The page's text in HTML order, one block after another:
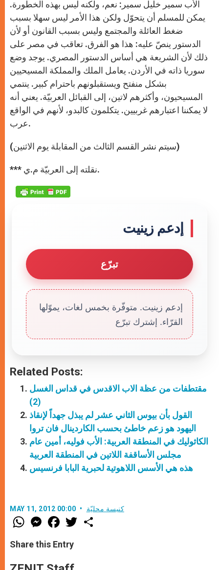
الأب سمير خليل سمير: نعم، ولكنه ليس بهذه الخطورة.
يمكن للمسلم أن يتحوّل ولكن هذا الأمر ليس سهلا بسبب
ضغط العائلة والمجتمع وليس بسبب القانون أو لأن
الدستور ينصّ عليه: هذا هو الفرق. تعاقب في مصر على
ذلك لأن الشريعة هي أساس الدستور المصري. يوجد وضع
سوريا ذاته في الأردن. يعامل الملك والمملكة المسيحيين
بشكل منفتح ويستقبلونهم باحترام كبير. ينتمي
المسيحيون، وأكثرهم لاتين، إلى القبائل العربيّة. يعني أنه
لا يمكننا اعتبارهم غربيين. يتكلمون كالبدو، لأنهم في الواقع
عرب.
(سيتم نشر القسم الثالث من المقابلة يوم الاثنين)
*** نقلته إلى العربيّة م.ي.
إدعم زينيت
تبرّع
إدعم زينيت. متوفّرة بخمس لغات، يموّلها
القرّاء. إشترك تبرّع
Related Posts:
مقتطفات من عظة الاب الاقدس في قداس الغسل
(2)
القول بأن بيوس الثاني عشر لم يبذل جهداً لإنقاذ
اليهود هو زعم خاطئ بحسب الكاردينال فان تروا
الكاثوليك في المنطقة العربية: الأب فوليه، أمين عام
مجلس الأساقفة اللاتين في المنطقة العربية
هذه هي الأسس اللاهوتية لحبرية البابا فرنسيس
MAY 11, 2012 00:00 كنيسة محليّة
W
h
t
s
p
M
e
s
e
g
F
a
e
b
o
w
Share this Entry